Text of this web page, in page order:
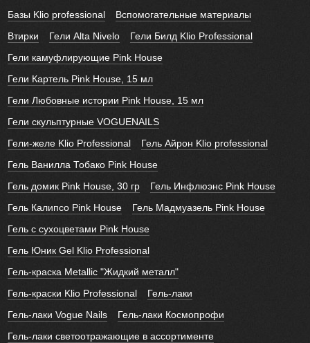
Базы Klio professional
Вспомогательные материалы
Втирки
Гели Alta Nivelo
Гели Билд Klio Professional
Гели камуфлирующие Pink House
Гели Картель Pink House, 15 мл
Гели Любовные истории Pink House, 15 мл
Гели скульптурные VOGUENAILS
Гели-желе Klio Professional
Гель Айрон Klio professional
Гель Ванилла Тобако Pink House
Гель домик Pink House, 30 гр
Гель Инфлюэнс Pink House
Гель Калипсо Pink House
Гель Мадмуазель Pink House
Гель с сухоцветами Pink House
Гель Юник Gel Klio Professional
Гель-краска Metallic "Жидкий металл"
Гель-краски Klio Professional
Гель-лаки
Гель-лаки Vogue Nails
Гель-лаки Космопрофи
Гель-лаки светоотражающие в ассортименте